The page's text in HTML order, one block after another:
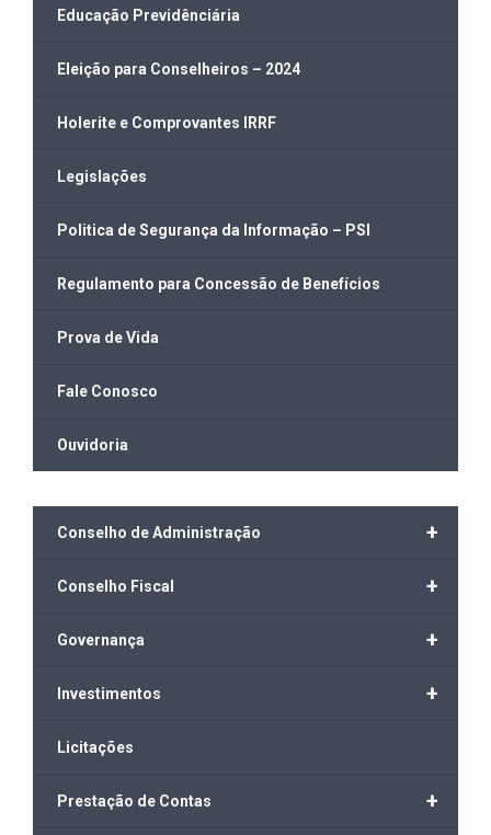
Educação Previdênciária
Eleição para Conselheiros – 2024
Holerite e Comprovantes IRRF
Legislações
Politica de Segurança da Informação – PSI
Regulamento para Concessão de Benefícios
Prova de Vida
Fale Conosco
Ouvidoria
+
Conselho de Administração
+
Conselho Fiscal
+
Governança
+
Investimentos
Licitações
+
Prestação de Contas